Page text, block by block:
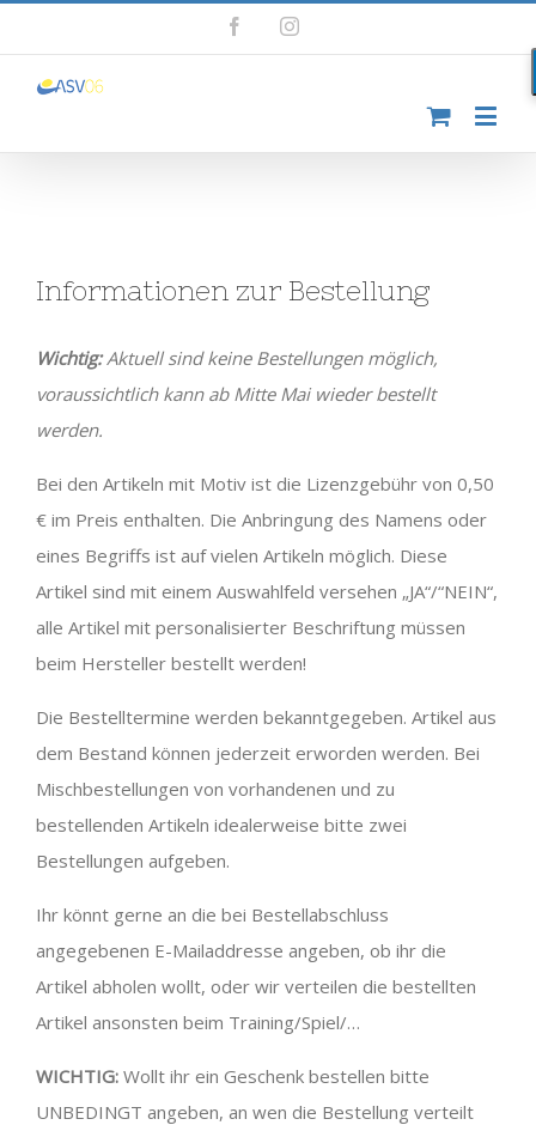
FacebookInstagram
Informationen zur Bestellung
Wichtig:Aktuell sind keine Bestellungen möglich,
voraussichtlich kann ab Mitte Mai wieder bestellt
werden.
Bei den Artikeln mit Motiv ist die Lizenzgebühr von 0,50
€ im Preis enthalten. Die Anbringung des Namens oder
eines Begriffs ist auf vielen Artikeln möglich. Diese
Artikel sind mit einem Auswahlfeld versehen „JA“/“NEIN“,
alle Artikel mit personalisierter Beschriftung müssen
beim Hersteller bestellt werden!
Die Bestelltermine werden bekanntgegeben. Artikel aus
dem Bestand können jederzeit erworden werden. Bei
Mischbestellungen von vorhandenen und zu
bestellenden Artikeln idealerweise bitte zwei
Bestellungen aufgeben.
Ihr könnt gerne an die bei Bestellabschluss
angegebenen E-Mailaddresse angeben, ob ihr die
Artikel abholen wollt, oder wir verteilen die bestellten
Artikel ansonsten beim Training/Spiel/…
WICHTIG: Wollt ihr ein Geschenk bestellen bitte
UNBEDINGT angeben, an wen die Bestellung verteilt